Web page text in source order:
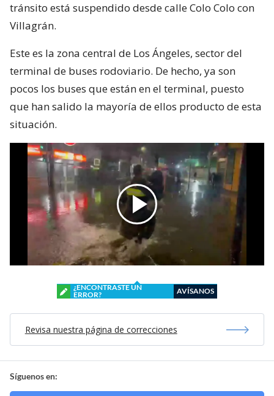
tránsito está suspendido desde calle Colo Colo con
Villagrán.
Este es la zona central de Los Ángeles, sector del
terminal de buses rodoviario. De hecho, ya son
pocos los buses que están en el terminal, puesto
que han salido la mayoría de ellos producto de esta
situación.
¿ENCONTRASTE UN
ERROR?
AVÍSANOS
Revisa nuestra página de correcciones
Síguenos en: